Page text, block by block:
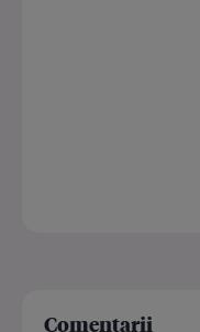
Comentarii